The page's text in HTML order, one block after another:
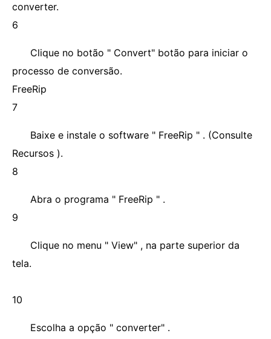
converter.
6
Clique no botão " Convert" botão para iniciar o
processo de conversão.
FreeRip
7
Baixe e instale o software " FreeRip " . (Consulte
Recursos ).
8
Abra o programa " FreeRip " .
9
Clique no menu " View" , na parte superior da
tela.
10
Escolha a opção " converter" .